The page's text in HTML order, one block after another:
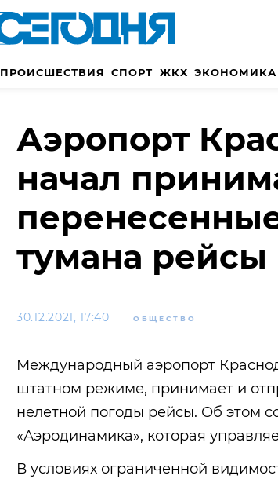
ПРОИСШЕСТВИЯ СПОРТ ЖКХ ЭКОНОМИКА
Аэропорт
начал
тумана рейсы
30.12.2021, 17:40 ОБЩЕСТВО
Международный аэропорт
штатном режиме, принимает и
нелетной погоды рейсы. Об этом
«Аэродинамика», которая
В условиях ограниченной